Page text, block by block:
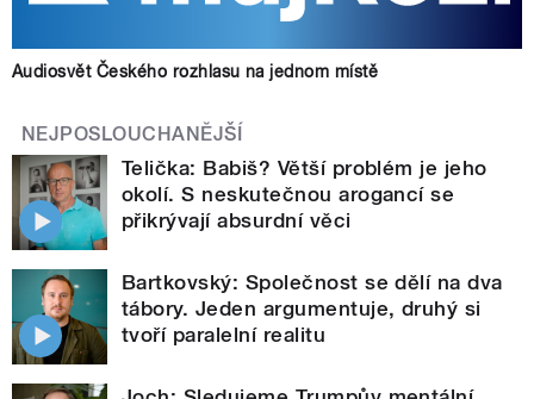
Audiosvět Českého rozhlasu na jednom místě
NEJPOSLOUCHANĚJŠÍ
Telička: Babiš? Větší problém je jeho
okolí. S neskutečnou arogancí se
přikrývají absurdní věci
Bartkovský: Společnost se dělí na dva
tábory. Jeden argumentuje, druhý si
tvoří paralelní realitu